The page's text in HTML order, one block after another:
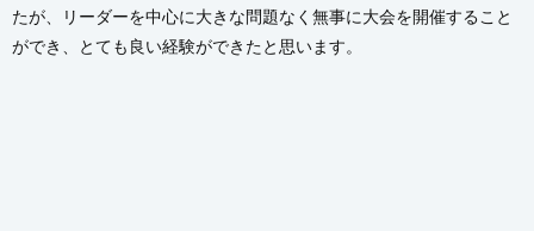
たが、リーダーを中心に大きな問題なく無事に大会を開催すること
ができ、とても良い経験ができたと思います。